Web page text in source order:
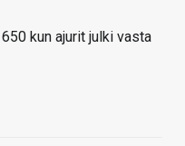
kun ajurit julki vasta